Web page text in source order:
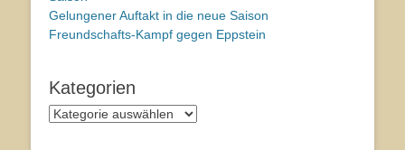
Gelungener Auftakt in die neue Saison
Freundschafts-Kampf gegen Eppstein
Kategorien
Kategorien